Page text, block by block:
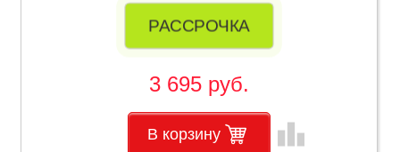
РАССРОЧКА
3 695 руб.
В корзину leaderboard